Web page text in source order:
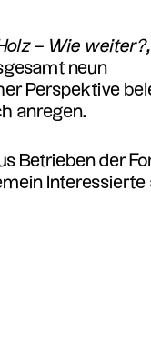
– Wie weiter?,
neun
Perspektive
anregen.
Betrieben der
Interessierte